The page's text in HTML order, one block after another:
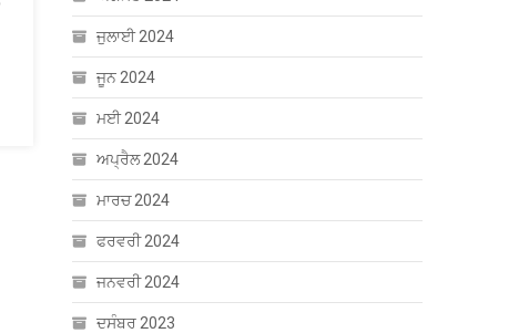
ਜੁਲਾਈ 2024
ਜੂਨ 2024
ਮਈ 2024
ਅਪ੍ਰੈਲ 2024
ਮਾਰਚ 2024
ਫਰਵਰੀ 2024
ਜਨਵਰੀ 2024
ਦਸੰਬਰ 2023